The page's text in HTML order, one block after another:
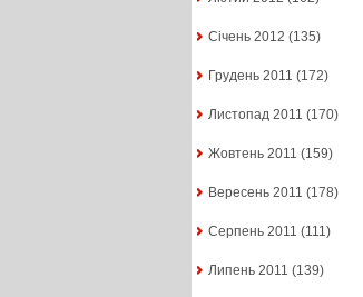
Січень 2012 (135)
Грудень 2011 (172)
Листопад 2011 (170)
Жовтень 2011 (159)
Вересень 2011 (178)
Серпень 2011 (111)
Липень 2011 (139)